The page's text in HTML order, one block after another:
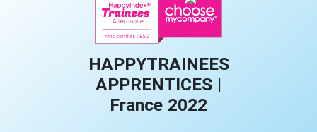
HAPPYTRAINEES
APPRENTICES |
France 2022